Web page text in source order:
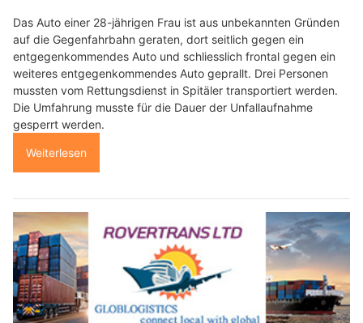
Das Auto einer 28-jährigen Frau ist aus unbekannten Gründen
auf die Gegenfahrbahn geraten, dort seitlich gegen ein
entgegenkommendes Auto und schliesslich frontal gegen ein
weiteres entgegenkommendes Auto geprallt. Drei Personen
mussten vom Rettungsdienst in Spitäler transportiert werden.
Die Umfahrung musste für die Dauer der Unfallaufnahme
gesperrt werden.
Weiterlesen